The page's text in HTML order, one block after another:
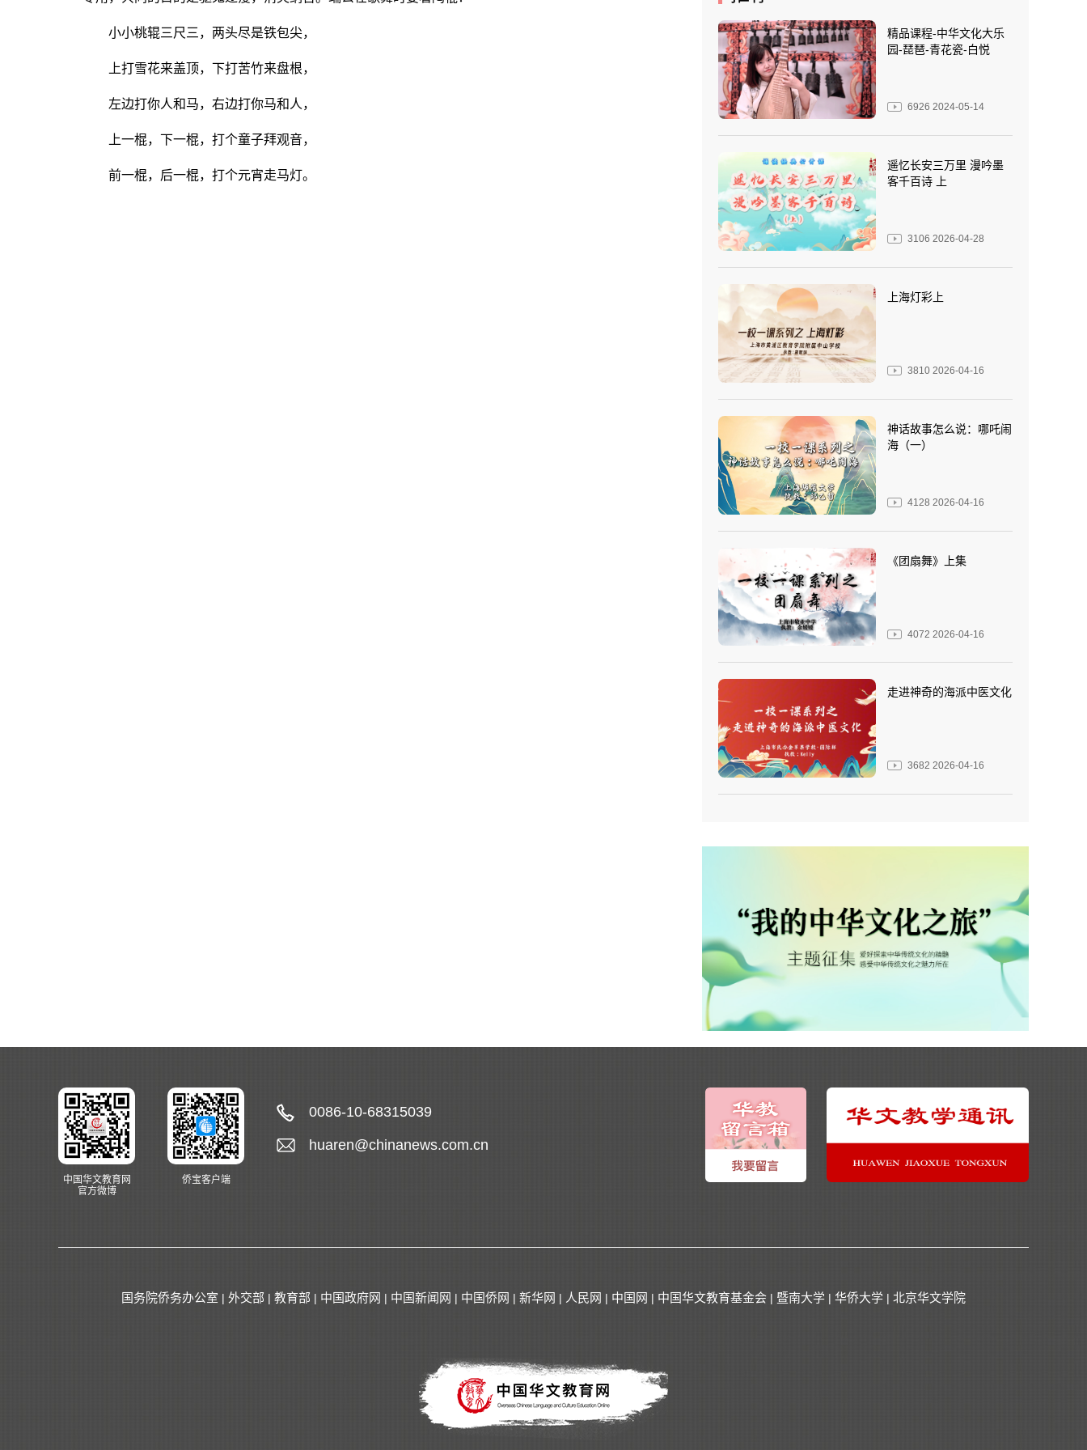
小小桃辊三尺三，两头尽是铁包尖，
上打雪花来盖顶，下打苦竹来盘根，
左边打你人和马，右边打你马和人，
上一棍，下一棍，打个童子拜观音，
前一棍，后一棍，打个元宵走马灯。
精品课程-中华文化大乐
园-琵琶-青花瓷-白悦
6926 2024-05-14
遥忆长安三万里 漫吟墨
客千百诗 上
3106 2026-04-28
上海灯彩上
3810 2026-04-16
神话故事怎么说：哪吒闹
海（一）
4128 2026-04-16
《团扇舞》上集
4072 2026-04-16
走进神奇的海派中医文化
3682 2026-04-16
中国华文教育网
官方微博
侨宝客户端
0086-10-68315039
huaren@chinanews.com.cn
国务院侨务办公室 | 外交部 | 教育部 | 中国政府网 | 中国新闻网 | 中国侨网 | 新华网 | 人民网 | 中国网 | 中国华文教育基金会 | 暨南大学 | 华侨大学 | 北京华文学院